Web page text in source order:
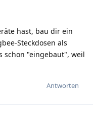
hast, bau dir ein
Steckdosen als
schon "eingebaut", weil
Antworten